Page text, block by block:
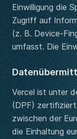
Einwilligung die
Zugriff auf
(z. B. Device-
umfasst. Die
Vercel ist unter
(DPF)
zwischen der
die Einhaltung